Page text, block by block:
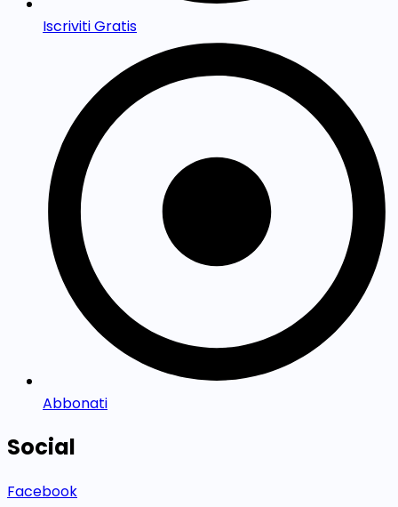
Iscriviti Gratis
Abbonati
Social
Facebook